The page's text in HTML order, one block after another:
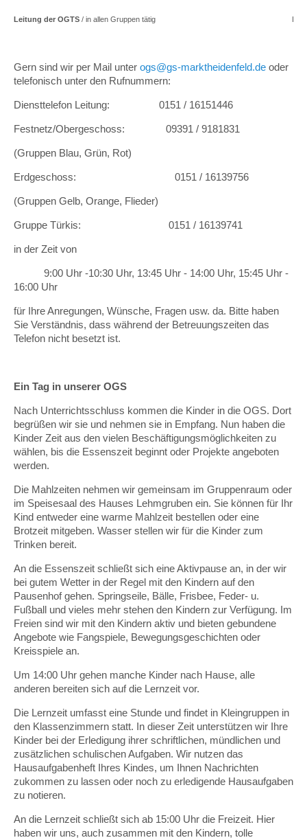
Leitung der OGTS / in allen Gruppen tätig
Gern sind wir per Mail unter ogs@gs-marktheidenfeld.de oder
telefonisch unter den Rufnummern:
Diensttelefon Leitung: 0151 / 16151446
Festnetz/Obergeschoss: 09391 / 9181831
(Gruppen Blau, Grün, Rot)
Erdgeschoss: 0151 / 16139756
(Gruppen Gelb, Orange, Flieder)
Gruppe Türkis: 0151 / 16139741
in der Zeit von
9:00 Uhr -10:30 Uhr, 13:45 Uhr - 14:00 Uhr, 15:45 Uhr -
16:00 Uhr
für Ihre Anregungen, Wünsche, Fragen usw. da. Bitte haben
Sie Verständnis, dass während der Betreuungszeiten das
Telefon nicht besetzt ist.
Ein Tag in unserer OGS
Nach Unterrichtsschluss kommen die Kinder in die OGS. Dort
begrüßen wir sie und nehmen sie in Empfang. Nun haben die
Kinder Zeit aus den vielen Beschäftigungsmöglichkeiten zu
wählen, bis die Essenszeit beginnt oder Projekte angeboten
werden.
Die Mahlzeiten nehmen wir gemeinsam im Gruppenraum oder
im Speisesaal des Hauses Lehmgruben ein. Sie können für Ihr
Kind entweder eine warme Mahlzeit bestellen oder eine
Brotzeit mitgeben. Wasser stellen wir für die Kinder zum
Trinken bereit.
An die Essenszeit schließt sich eine Aktivpause an, in der wir
bei gutem Wetter in der Regel mit den Kindern auf den
Pausenhof gehen. Springseile, Bälle, Frisbee, Feder- u.
Fußball und vieles mehr stehen den Kindern zur Verfügung. Im
Freien sind wir mit den Kindern aktiv und bieten gebundene
Angebote wie Fangspiele, Bewegungsgeschichten oder
Kreisspiele an.
Um 14:00 Uhr gehen manche Kinder nach Hause, alle
anderen bereiten sich auf die Lernzeit vor.
Die Lernzeit umfasst eine Stunde und findet in Kleingruppen in
den Klassenzimmern statt. In dieser Zeit unterstützen wir Ihre
Kinder bei der Erledigung ihrer schriftlichen, mündlichen und
zusätzlichen schulischen Aufgaben. Wir nutzen das
Hausaufgabenheft Ihres Kindes, um Ihnen Nachrichten
zukommen zu lassen oder noch zu erledigende Hausaufgaben
zu notieren.
An die Lernzeit schließt sich ab 15:00 Uhr die Freizeit. Hier
haben wir uns, auch zusammen mit den Kindern, tolle